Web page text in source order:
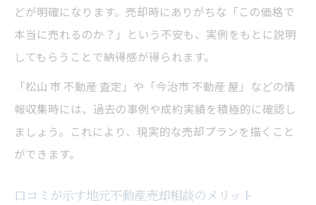
どが明確になります。売却時にありがちな「この価格で
本当に売れるのか？」という不安も、実例をもとに説明
してもらうことで納得感が得られます。
「松山 市 不動産 査定」や「今治市 不動産 屋」などの情
報収集時には、過去の事例や成約実績を積極的に確認し
ましょう。これにより、現実的な売却プランを描くこと
ができます。
口コミが示す地元不動産売却相談のメリット